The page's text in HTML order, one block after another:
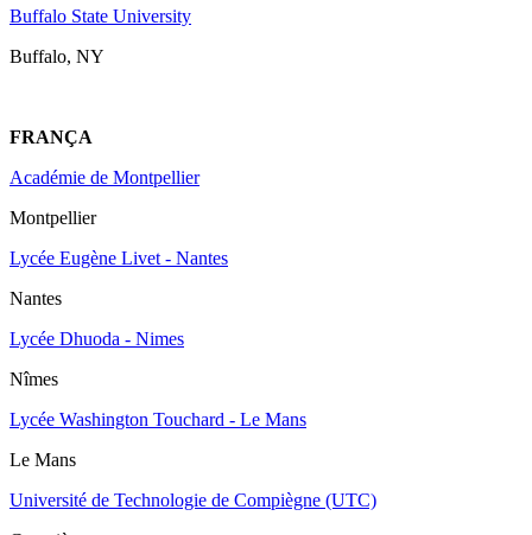
Buffalo State University
Buffalo, NY
FRANÇA
Académie de Montpellier
Montpellier
Lycée Eugène Livet - Nantes
Nantes
Lycée Dhuoda - Nimes
Nîmes
Lycée Washington Touchard - Le Mans
Le Mans
Université de Technologie de Compiègne (UTC)